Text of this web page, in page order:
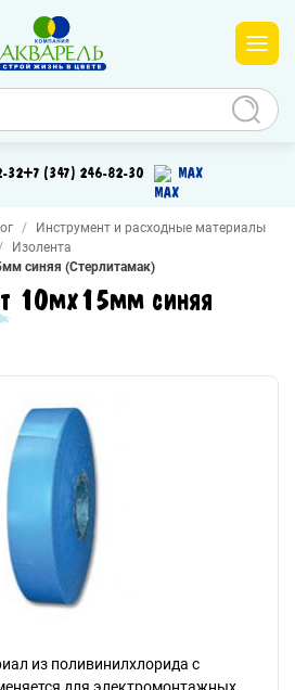
32+7 (347) 246-82-30 MAX
Инструмент и расходные материалы
Изолента
синяя (Стерлитамак)
10мх15мм синяя
из поливинилхлорида с